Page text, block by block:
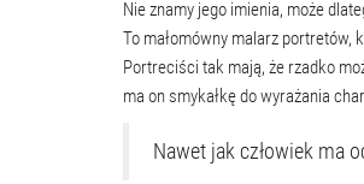
Nie znamy jego imienia, może
To małomówny malarz
Portreciści tak mają, że rzadko
ma on smykałkę do wyrażania
Nawet jak człowiek ma